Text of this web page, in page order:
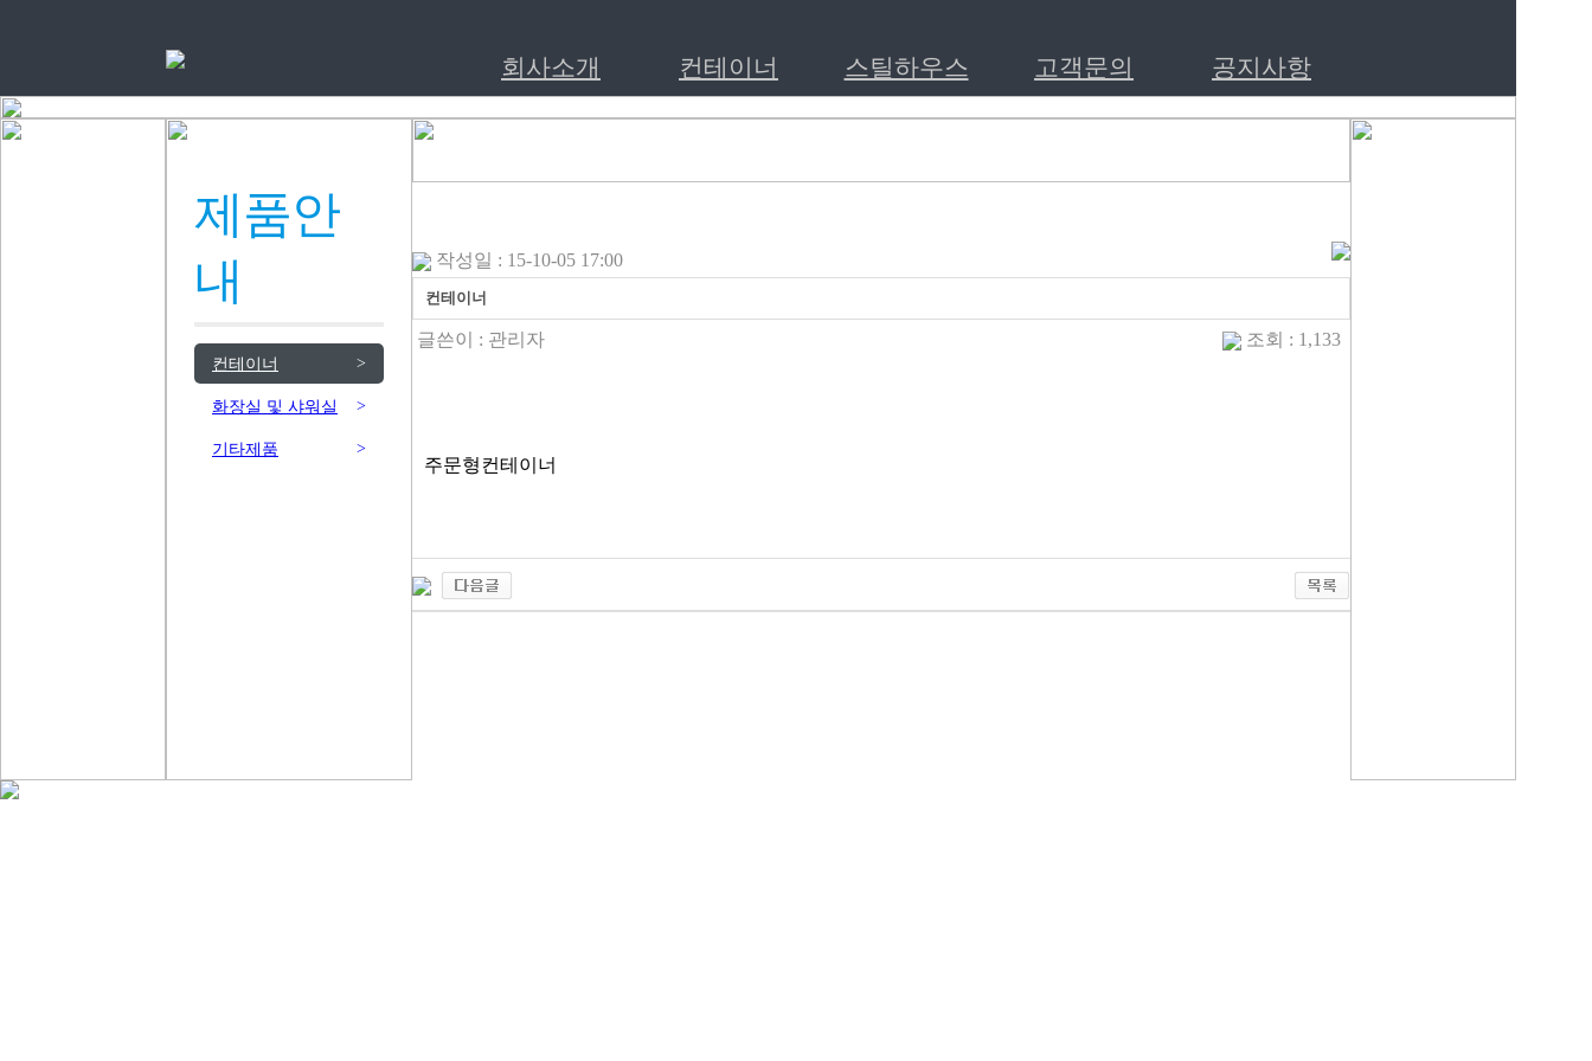
제품안
내
컨테이너 >
화장실 및 샤워실 >
기타제품 >
회사소개 컨테이너 스틸하우스 고객문의 공지사항
작성일 : 15-10-05 17:00
컨테이너
글쓴이 : 관리자 조회 : 1,133
주문형컨테이너